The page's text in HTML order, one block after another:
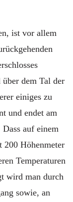
ist vor allem
dem Tal der
einiges zu
und endet am
auf einem
200 Höhenmeter
Temperaturen
wird man durch
sowie, an